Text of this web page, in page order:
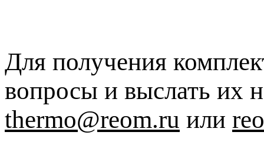
Для получения
вопросы и выслать их
thermo@reom.ru или